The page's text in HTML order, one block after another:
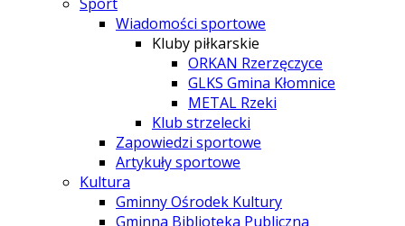
Wiadomości sportowe
Kluby piłkarskie
ORKAN Rzerzęczyce
GLKS Gmina Kłomnice
METAL Rzeki
Klub strzelecki
Zapowiedzi sportowe
Artykuły sportowe
Kultura
Gminny Ośrodek Kultury
Gminna Biblioteka Publiczna